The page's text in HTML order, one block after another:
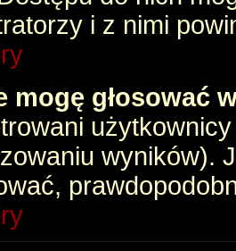
i z nimi
mogę głosować
wyników).